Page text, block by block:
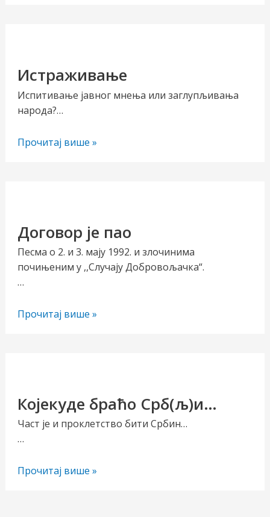
Истраживање
Испитивање јавног мнења или заглупљивања
народа?…
Истраживање
Прочитај више »
Договор је пао
Песма о 2. и 3. мају 1992. и злочинима
почињеним у ,,Случају Добровољачка“.
…
Договор
Прочитај више »
Којекуде браћо Срб(љ)и…
Част је и проклетство бити Србин…
…
Којекуде
Прочитај више »